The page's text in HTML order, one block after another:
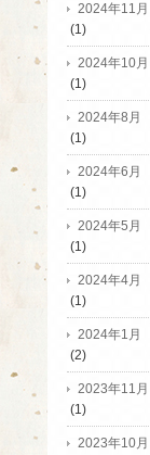
2024年11月
(1)
2024年10月
(1)
2024年8月
(1)
2024年6月
(1)
2024年5月
(1)
2024年4月
(1)
2024年1月
(2)
2023年11月
(1)
2023年10月